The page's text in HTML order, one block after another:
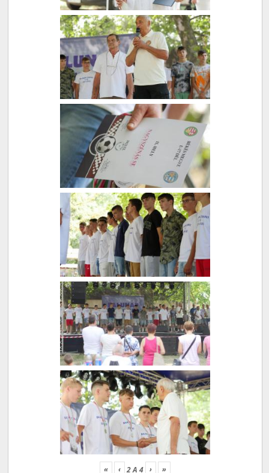
« ‹ 2A 4 › »